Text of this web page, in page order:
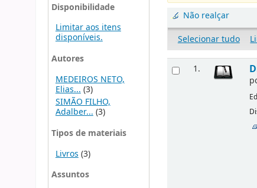
Disponibilidade
Limitar aos itens
disponíveis.
Autores
MEDEIROS NETO,
Elias... (3)
SIMÃO FILHO,
Adalber...(3)
Tipos de materiais
Livros (3)
Assuntos
Não realçar
Selecionar tudo
1.